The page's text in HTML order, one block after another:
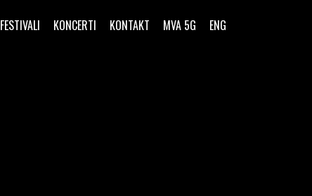
FESTIVALI KONCERTI KONTAKT MVA 5G ENG